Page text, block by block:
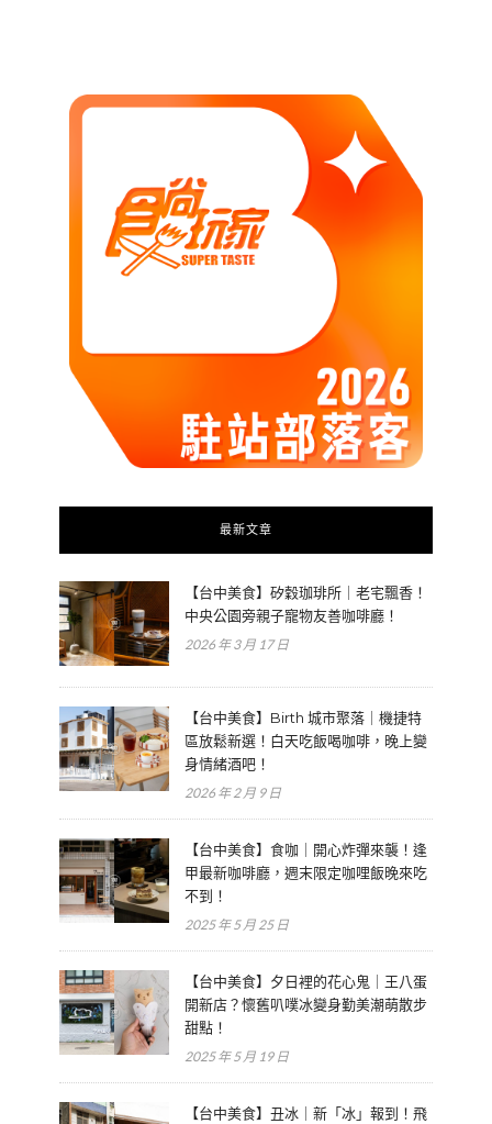
最新文章
【台中美食】矽穀珈琲所｜老宅飄香！
中央公園旁親子寵物友善咖啡廳！
2026 年 3 月 17 日
【台中美食】Birth 城市聚落｜機捷特
區放鬆新選！白天吃飯喝咖啡，晚上變
身情緒酒吧！
2026 年 2 月 9 日
【台中美食】食咖｜開心炸彈來襲！逢
甲最新咖啡廳，週末限定咖哩飯晚來吃
不到！
2025 年 5 月 25 日
【台中美食】夕日裡的花心鬼｜王八蛋
開新店？懷舊叭噗冰變身勤美潮萌散步
甜點！
2025 年 5 月 19 日
【台中美食】丑冰｜新「冰」報到！飛